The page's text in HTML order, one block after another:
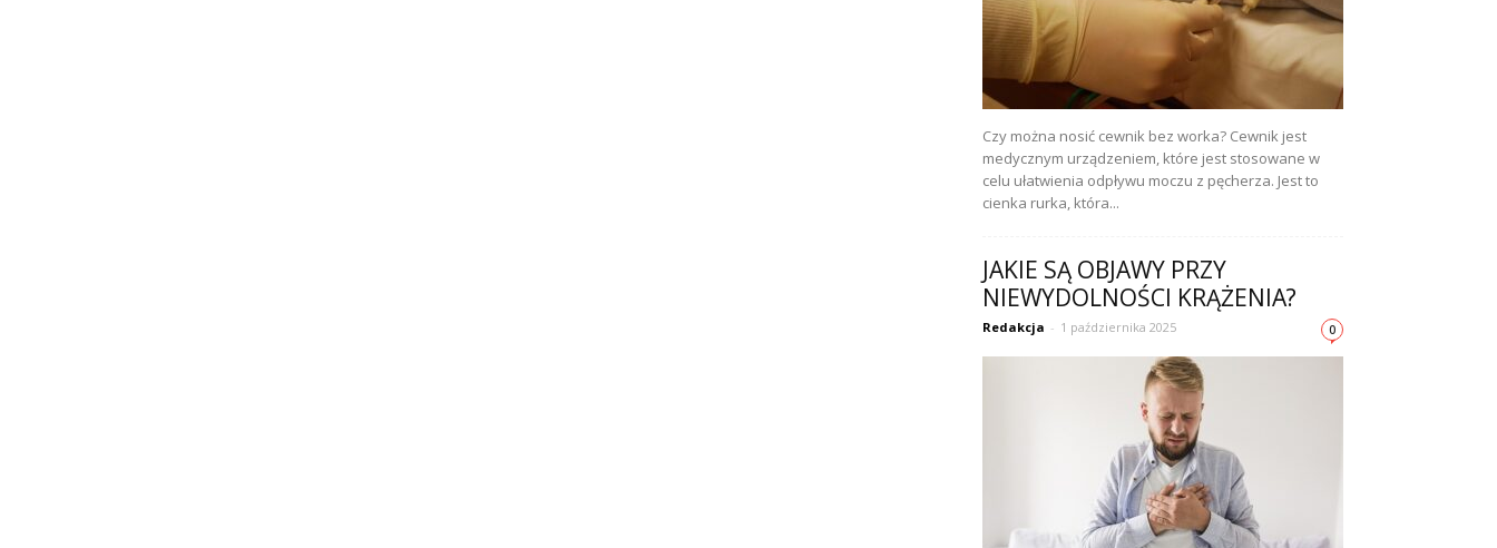
Czy można nosić cewnik bez worka? Cewnik jest
medycznym urządzeniem, które jest stosowane w
celu ułatwienia odpływu moczu z pęcherza. Jest to
cienka rurka, która...
JAKIE SĄ OBJAWY PRZY
NIEWYDOLNOŚCI KRĄŻENIA?
Redakcja - 1 października 2025 0